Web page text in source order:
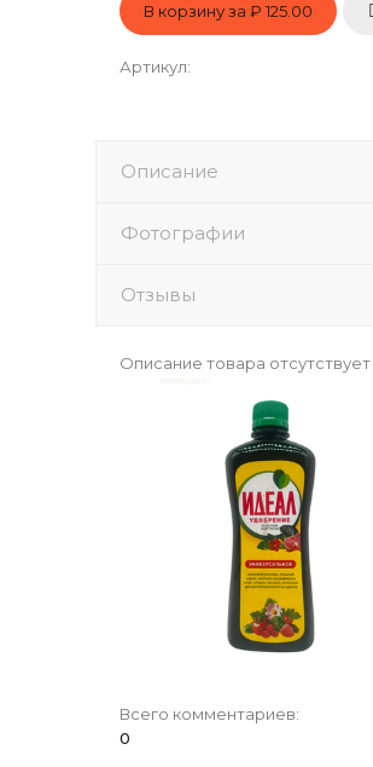
В корзину за ₽ 125.00
Артикул:
Описание
Фотографии
Отзывы
Описание товара отсутствует
Всего комментариев:
0